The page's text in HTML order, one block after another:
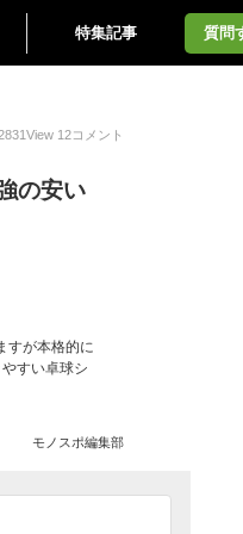
特集記事 質問
View 12コメント
の安い
すが本格的に
すい卓球シ
モノスポ編集部